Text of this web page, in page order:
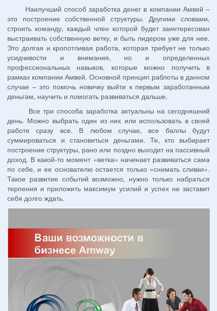
Наилучший способ заработка денег в компании Амвей –
это построение собственной структуры. Другими словами,
строить команду, каждый член которой будет заинтересован
выстраивать собственную ветку, и быть лидером уже для нее.
Это долгая и кропотливая работа, которая требует не только
усидчивости и внимания, но и определенных
профессиональных навыков, которые можно получить в
рамках компании Амвей. Основной принцип раблоты в данном
случае – это помочь новичку выйти к первым заработанным
деньгам, научить и помогать развиваться дальше.
Все три способа заработка актуальны на сегодняшний
день. Можно выбрать один из них или использовать в своей
работе сразу все. В любом случае, все баллы будут
суммироваться и становиться деньгами. Те, кто выбирает
построение структуры, рано или поздно выходит на пассивный
доход. В какой-то момент «ветка» начинает развиваться сама
по себе, и ее основателю остается только «снимать сливки».
Такое развитие событий возможно, нужно только набраться
терпения и приложить максимум усилий и успех не заставит
себя долго ждать.